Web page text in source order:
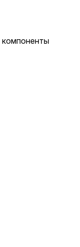
компоненты